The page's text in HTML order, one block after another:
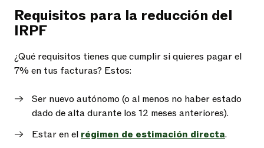
Requisitos para la reducción del
IRPF
¿Qué requisitos tienes que cumplir si quieres pagar el
7% en tus facturas? Estos:
Ser nuevo autónomo (o al menos no haber estado
dado de alta durante los 12 meses anteriores).
Estar en el régimen de estimación directa.